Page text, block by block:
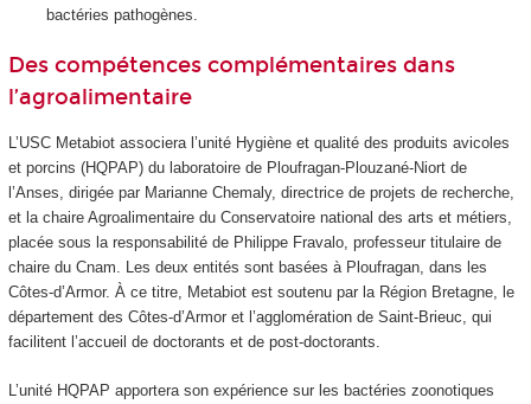
bactéries pathogènes.
Des compétences complémentaires dans
l’agroalimentaire
L’USC Metabiot associera l’unité Hygiène et qualité des produits avicoles
et porcins (HQPAP) du laboratoire de Ploufragan-Plouzané-Niort de
l’Anses, dirigée par Marianne Chemaly, directrice de projets de recherche,
et la chaire Agroalimentaire du Conservatoire national des arts et métiers,
placée sous la responsabilité de Philippe Fravalo, professeur titulaire de
chaire du Cnam. Les deux entités sont basées à Ploufragan, dans les
Côtes-d’Armor. À ce titre, Metabiot est soutenu par la Région Bretagne, le
département des Côtes-d’Armor et l’agglomération de Saint-Brieuc, qui
facilitent l’accueil de doctorants et de post-doctorants.
L’unité HQPAP apportera son expérience sur les bactéries zoonotiques